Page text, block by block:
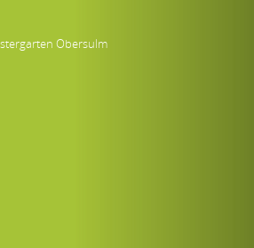
Obersulm